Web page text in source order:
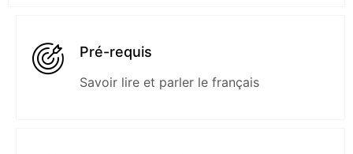
Pré-requis
Savoir lire et parler le français